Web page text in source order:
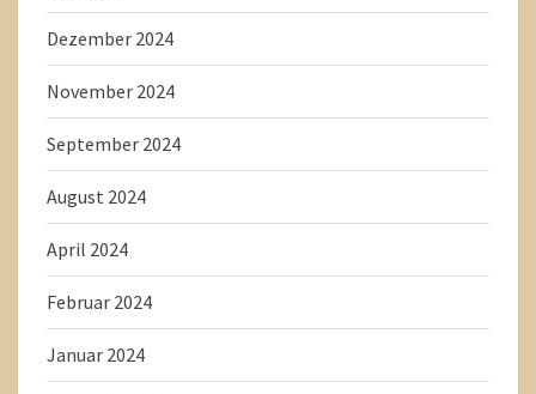
Dezember 2024
November 2024
September 2024
August 2024
April 2024
Februar 2024
Januar 2024